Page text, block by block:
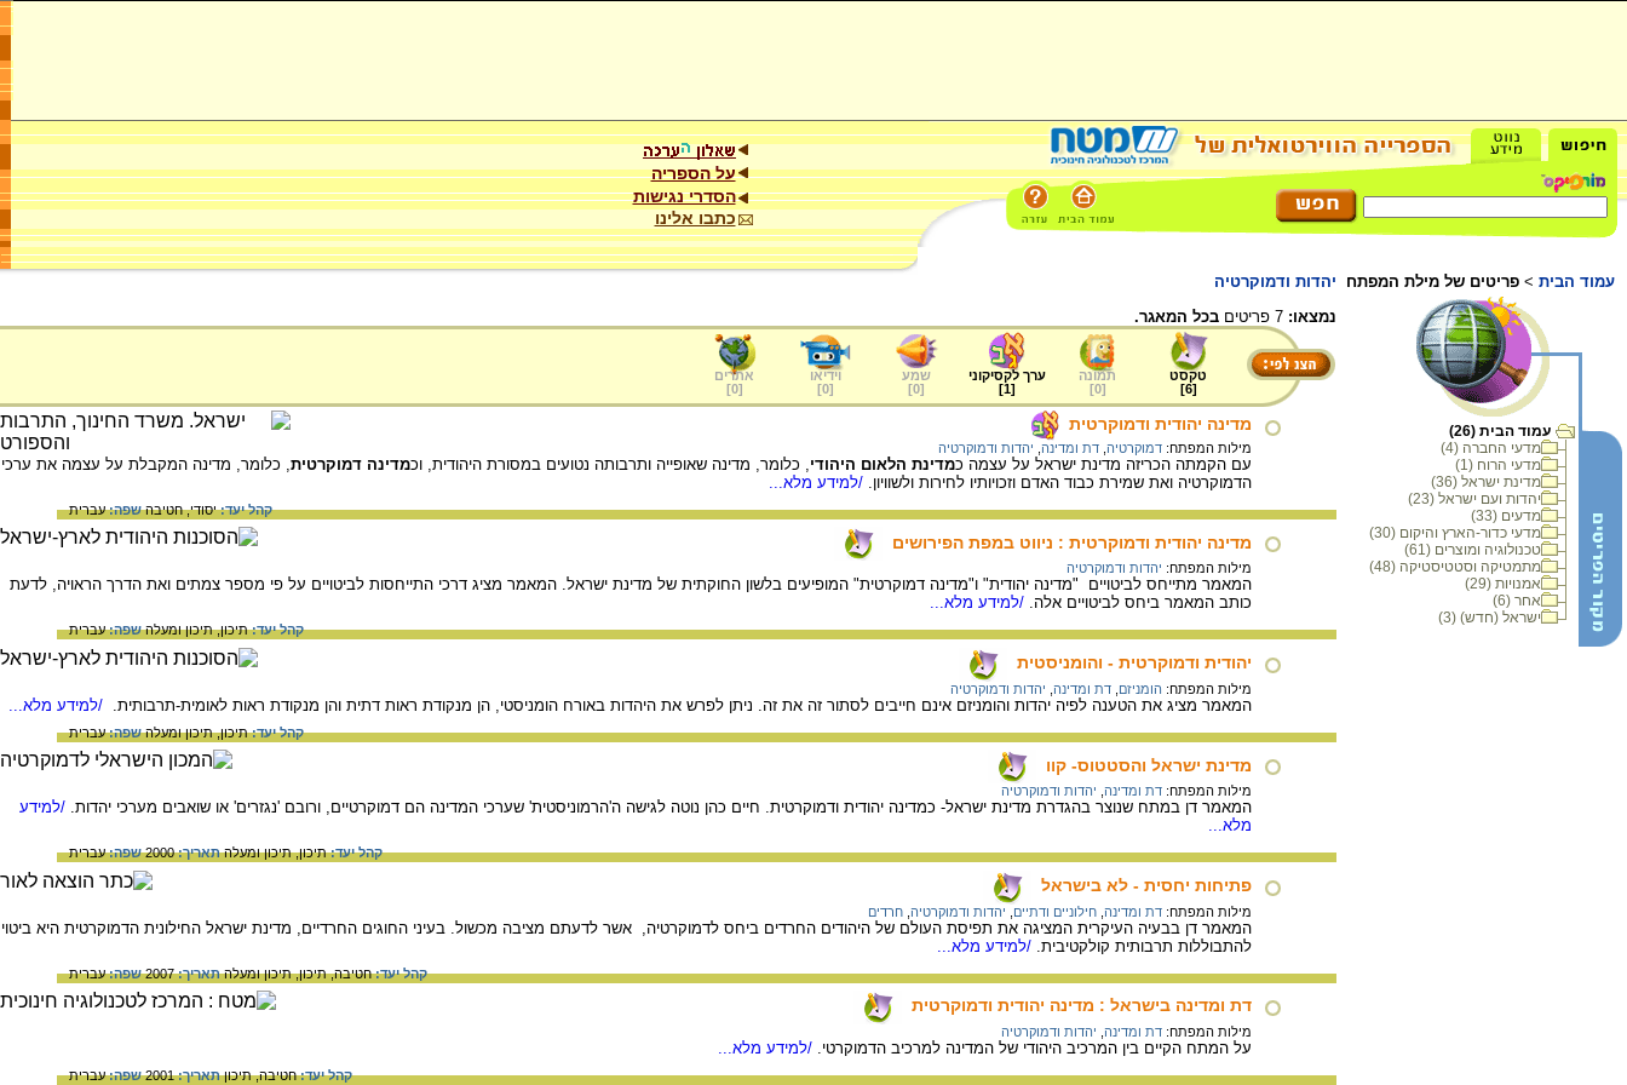
על הספריה
הסדרי נגישות
כתבו אלינו
עמוד הבית > פריטים של מילת המפתח יהדות ודמוקרטיה
עמוד הבית (26)
מדעי החברה (4)
מדעי הרוח (1)
מדינת ישראל (36)
יהדות ועם ישראל (23)
מדעים (33)
מדעי כדור-הארץ והיקום (30)
טכנולוגיה ומוצרים (61)
מתמטיקה וסטטיסטיקה (48)
אמנויות (29)
אחר (6)
ישראל (חדש) (3)
נמצאו: בכל המאגר.
טקסט
[
6
]
תמונה
[
0
]
ערך לקסיקוני
[
1
]
שמע
[
0
]
וידיאו
[
0
]
אתרים
[
0
]
מדינה יהודית ודמוקרטית
מילות המפתח: דמוקרטיה דת ומדינה יהדות ודמוקרטיה
עם הקמתה הכריזה מדינת ישראל על עצמה כמדינת הלאום היהודי, כלומר, מדינה שאופייה ותרבותה נטועים במסורת היהודית, וכמדינה דמוקרטית, כלומר, מדינה המקבלת על עצמה את ערכי
הדמוקרטיה ואת שמירת כבוד האדם וזכויותיו לחירות ולשוויון. /למידע מלא...
קהל יעד:יסודי,חטיבהשפה:עברית
מדינה יהודית ודמוקרטית : ניווט במפת הפירושים
מילות המפתח: יהדות ודמוקרטיה
המאמר מתייחס לביטויים "מדינה יהודית" ו"מדינה דמוקרטית" המופיעים בלשון החוקתית של מדינת ישראל. המאמר מציג דרכי התייחסות לביטויים על פי מספר צמתים ואת הדרך הראויה, לדעת
כותב המאמר ביחס לביטויים אלה. /למידע מלא...
קהל יעד:תיכון,תיכון ומעלהשפה:עברית
יהודית ודמוקרטית - והומניסטית
מילות המפתח: הומניזם דת ומדינה יהדות ודמוקרטיה
המאמר מציג את הטענה לפיה יהדות והומניזם אינם חייבים לסתור זה את זה. ניתן לפרש את היהדות באורח הומניסטי, הן מנקודת ראות דתית והן מנקודת ראות לאומית-תרבותית. /למידע מלא...
קהל יעד:תיכון,תיכון ומעלהשפה:עברית
מדינת ישראל והסטטוס- קוו
מילות המפתח: דת ומדינה יהדות ודמוקרטיה
המאמר דן במתח שנוצר בהגדרת מדינת ישראל- כמדינה יהודית ודמוקרטית. חיים כהן נוטה לגישה ה'הרמוניסטית' שערכי המדינה הם דמוקרטיים, ורובם 'נגזרים' או שואבים מערכי יהדות. /למידע
מלא...
קהל יעד:תיכון,תיכון ומעלהתאריך:2000 שפה:עברית
פתיחות יחסית - לא בישראל
מילות המפתח: דת ומדינה חילוניים ודתיים יהדות ודמוקרטיה חרדים
המאמר דן בבעיה העיקרית המציגה את תפיסת העולם של היהודים החרדים ביחס לדמוקרטיה, אשר לדעתם מציבה מכשול. בעיני החוגים החרדיים, מדינת ישראל החילונית הדמוקרטית היא ביטוי
להתבוללות תרבותית קולקטיבית. /למידע מלא...
קהל יעד:חטיבה,תיכון,תיכון ומעלהתאריך:2007 שפה:עברית
דת ומדינה בישראל : מדינה יהודית ודמוקרטית
מילות המפתח: דת ומדינה יהדות ודמוקרטיה
על המתח הקיים בין המרכיב היהודי של המדינה למרכיב הדמוקרטי. /למידע מלא...
קהל יעד:חטיבה,תיכוןתאריך:2001 שפה:עברית